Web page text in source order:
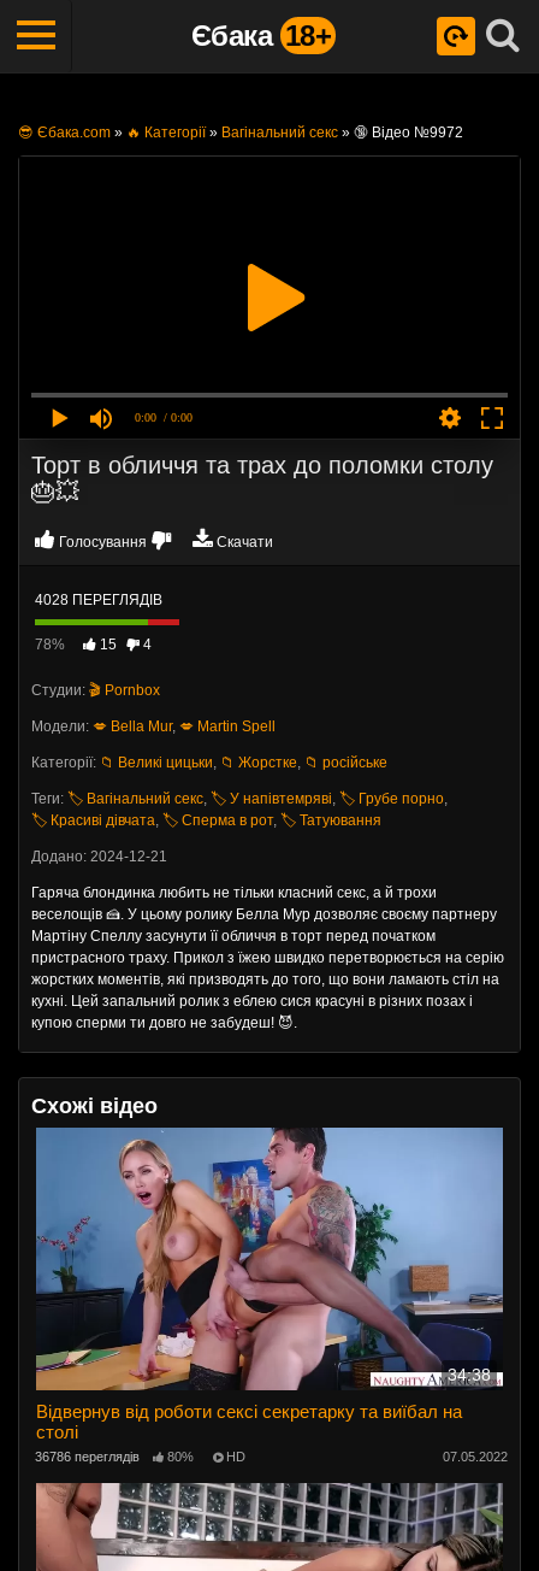
Єбака 18+
😎 Єбака.com » 🔥 Категорії» Вагінальний секс » 🔞 Відео №9972
0:00 / 0:00
Торт в обличчя та трах до поломки столу
🎂💥
Голосування Скачати
4028 ПЕРЕГЛЯДІВ
78% 15 4
Студии: 🎬 Pornbox
Модели: 💋 Bella Mur, 💋 Martin Spell
Категорії: 📁 Великі цицьки, 📁 Жорстке, 📁 російське
Теги: 🏷️ Вагінальний секс, 🏷️ У напівтемряві, 🏷️ Грубе порно,
🏷️ Красиві дівчата, 🏷️ Сперма в рот, 🏷️ Татуювання
Додано: 2024-12-21
Гаряча блондинка любить не тільки класний секс, а й трохи
веселощів 🍰. У цьому ролику Белла Мур дозволяє своєму партнеру
Мартіну Спеллу засунути її обличчя в торт перед початком
пристрасного траху. Прикол з їжею швидко перетворюється на серію
жорстких моментів, які призводять до того, що вони ламають стіл на
кухні. Цей запальний ролик з еблею сися красуні в різних позах і
купою сперми ти довго не забудеш! 😈.
Схожі відео
34:38
Відвернув від роботи сексі секретарку та виїбал на
столі
36786 переглядів 80% HD 07.05.2022